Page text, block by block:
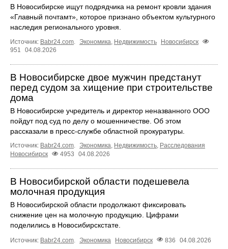
В Новосибирске ищут подрядчика на ремонт кровли здания
«Главный почтамт», которое признано объектом культурного
наследия регионального уровня.
Источник: Babr24.com. Экономика, Недвижимость
Новосибирск
951
04.08.2026
В Новосибирске двое мужчин предстанут
перед судом за хищение при строительстве
дома
В Новосибирске учредитель и директор неназванного ООО
пойдут под суд по делу о мошенничестве. Об этом
рассказали в пресс-службе областной прокуратуры.
Источник: Babr24.com. Экономика, Недвижимость, Расследования
Новосибирск
4953 04.08.2026
В Новосибирской области подешевела
молочная продукция
В Новосибирской области продолжают фиксировать
снижение цен на молочную продукцию. Цифрами
поделились в Новосибирскстате.
Источник: Babr24.com Экономика Новосибирск 836 04.08.2026